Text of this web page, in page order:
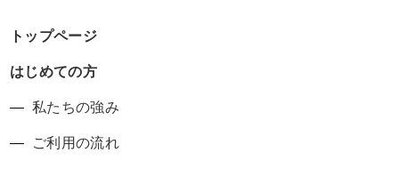
トップページ
はじめての方
私たちの強み
ご利用の流れ